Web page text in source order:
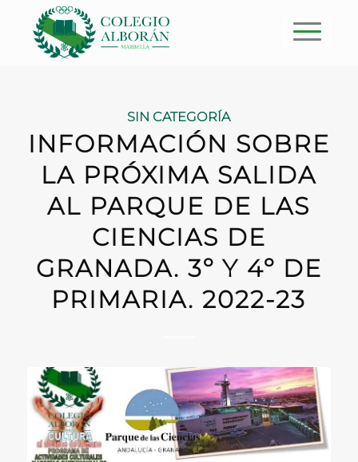
SIN CATEGORÍA
INFORMACIÓN SOBRE
LA PRÓXIMA SALIDA
AL PARQUE DE LAS
CIENCIAS DE
GRANADA. 3º Y 4º DE
PRIMARIA. 2022-23